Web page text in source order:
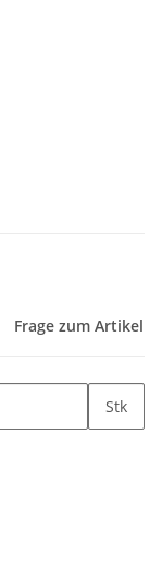
Frage zum Artikel
Stk